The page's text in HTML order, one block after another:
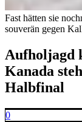
Fast hätten sie
souverän gegen
Aufholjagd
Kanada
Halbfinal
0